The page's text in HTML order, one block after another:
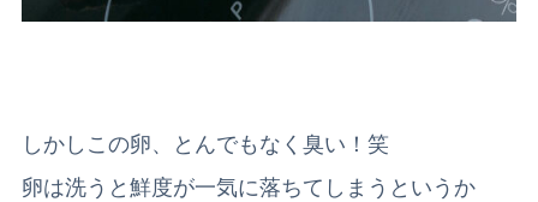
しかしこの卵、とんでもなく臭い！笑
卵は洗うと鮮度が一気に落ちてしまうというか